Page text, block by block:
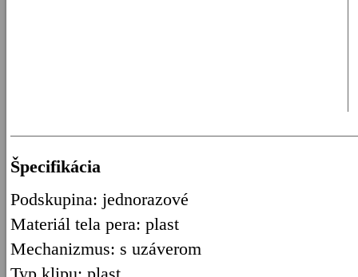
Špecifikácia
Podskupina: jednorazové
Materiál tela pera: plast
Mechanizmus: s uzáverom